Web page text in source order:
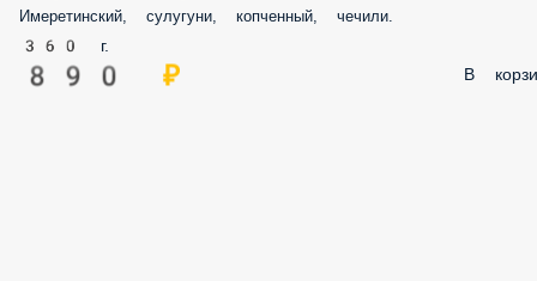
Имеретинский, сулугуни, копченный, чечили.
360 г.
890 ₽ В